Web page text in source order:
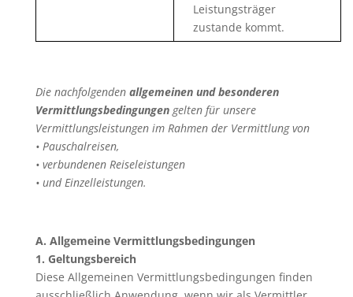
Leistungsträger
zustande kommt.
Die nachfolgenden allgemeinen und besonderen
Vermittlungsbedingungengelten für unsere
Vermittlungsleistungen im Rahmen der Vermittlung von
• Pauschalreisen,
• verbundenen Reiseleistungen
• und Einzelleistungen.
A. Allgemeine Vermittlungsbedingungen
1. Geltungsbereich
Diese Allgemeinen Vermittlungsbedingungen finden